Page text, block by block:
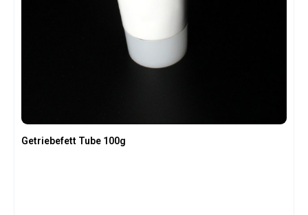
Getriebefett Tube 100g